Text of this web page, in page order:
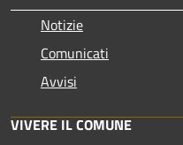
Notizie
Comunicati
Avvisi
VIVERE IL COMUNE